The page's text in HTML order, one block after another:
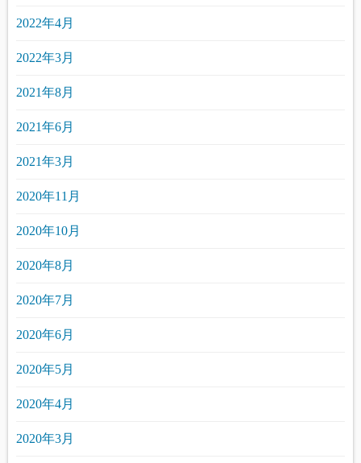
2022年4月
2022年3月
2021年8月
2021年6月
2021年3月
2020年11月
2020年10月
2020年8月
2020年7月
2020年6月
2020年5月
2020年4月
2020年3月